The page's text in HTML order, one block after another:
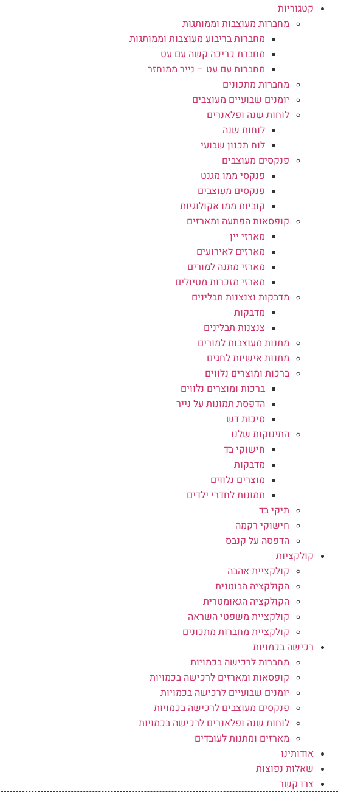
קטגוריות
מחברות מעוצבות וממותגות
מחברות בריבוע מעוצבות וממותגות
מחברת כריכה קשה עם עט
מחברות עם עט – נייר ממוחזר
מחברות מתכונים
יומנים שבועיים מעוצבים
לוחות שנה ופלאנרים
לוחות שנה
לוח תכנון שבועי
פנקסים מעוצבים
פנקסי ממו מגנט
פנקסים מעוצבים
קוביות ממו אקולוגיות
קופסאות הפתעה ומארזים
מארזי יין
מארזים לאירועים
מארזי מתנה למורים
מארזי מזכרות מטיולים
מדבקות וצנצנות תבלינים
מדבקות
צנצנות תבלינים
מתנות מעוצבות למורים
מתנות אישיות לחגים
ברכות ומוצרים נלווים
ברכות ומוצרים נלווים
הדפסת תמונות על נייר
סיכות דש
התינוקות שלנו
חישוקי בד
מדבקות
מוצרים נלווים
תמונות לחדרי ילדים
תיקי בד
חישוקי רקמה
הדפסה על קנבס
קולקציות
קולקציית אהבה
הקולקציה הבוטנית
הקולקציה הגאומטרית
קולקציית משפטי השראה
קולקציית מחברות מתכונים
רכישה בכמויות
מחברות לרכישה בכמויות
קופסאות ומארזים לרכישה בכמויות
יומנים שבועיים לרכישה בכמויות
פנקסים מעוצבים לרכישה בכמויות
לוחות שנה ופלאנרים לרכישה בכמויות
מארזים ומתנות לעובדים
אודותינו
שאלות נפוצות
צרו קשר